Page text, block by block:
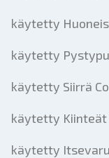
käytetty
käytetty
käytetty Siirrä
käytetty
käytetty